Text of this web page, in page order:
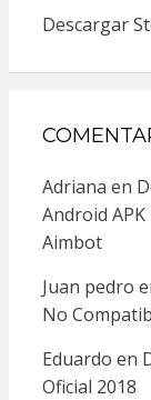
Descargar
Adriana en
Android
Aimbot
Juan pedro
No
Eduardo en
Oficial 2018